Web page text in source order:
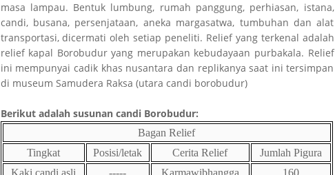
masa lampau. Bentuk lumbung, rumah panggung, perhiasan, istana,
candi, busana, persenjataan, aneka margasatwa, tumbuhan dan alat
transportasi, dicermati oleh setiap peneliti. Relief yang terkenal adalah
relief kapal Borobudur yang merupakan kebudayaan purbakala. Relief
ini mempunyai cadik khas nusantara dan replikanya saat ini tersimpan
di museum Samudera Raksa (utara candi borobudur)
Berikut adalah susunan candi Borobudur:
Bagan Relief
Tingkat
Posisi/letak Cerita Relief
Jumlah Pigura
Kaki candi asli
----- Karmawibhangga
160